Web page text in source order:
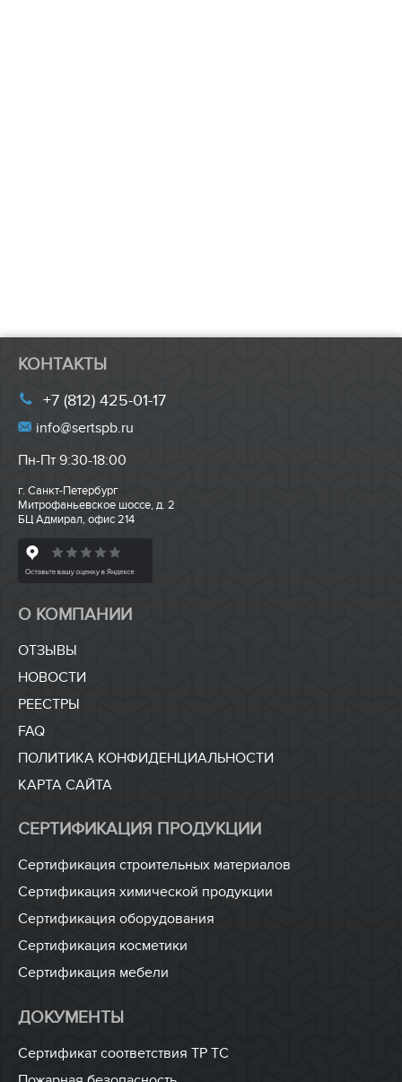
О КОМПАНИИ
ОТЗЫВЫ
НОВОСТИ
РЕЕСТРЫ
FAQ
ПОЛИТИКА КОНФИДЕНЦИАЛЬНОСТИ
КАРТА САЙТА
СЕРТИФИКАЦИЯ ПРОДУКЦИИ
Сертификация строительных материалов
Сертификация химической продукции
Сертификация оборудования
Сертификация косметики
Сертификация мебели
ДОКУМЕНТЫ
Сертификат соответствия ТР ТС
КОНТАКТЫ
+7 (812) 425-01-17
info@sertspb.ru
Пн-Пт 9:30-18:00
г. Санкт-Петербург
Митрофаньевское шоссе, д. 2
БЦ Адмирал, офис 214